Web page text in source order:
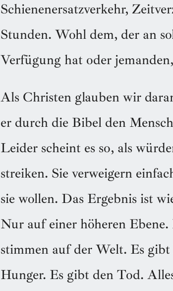
Schienenersatzverkehr,
Stunden. Wohl dem, der an
Verfügung hat oder
Als Christen glauben wir
er durch die Bibel den
Leider scheint es so, als
streiken. Sie verweigern
sie wollen. Das Ergebnis ist
Nur auf einer höheren
stimmen auf der Welt. Es
Hunger. Es gibt den Tod.